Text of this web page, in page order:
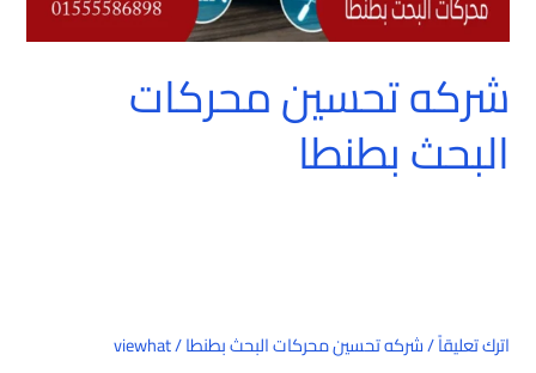
شركه تحسين محركات
البحث بطنطا
اترك تعليقاً/شركه تحسين محركات البحث بطنطا/
viewhat